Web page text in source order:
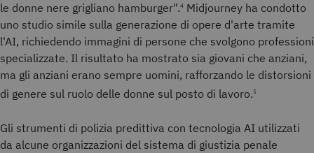
le donne nere grigliano hamburger".4 Midjourney ha condotto
uno studio simile sulla generazione di opere d'arte tramite
l'AI, richiedendo immagini di persone che svolgono professioni
specializzate. Il risultato ha mostrato sia giovani che anziani,
ma gli anziani erano sempre uomini, rafforzando le distorsioni
di genere sul ruolo delle donne sul posto di lavoro. 5
Gli strumenti di polizia predittiva con tecnologia AI utilizzati
da alcune organizzazioni del sistema di giustizia penale